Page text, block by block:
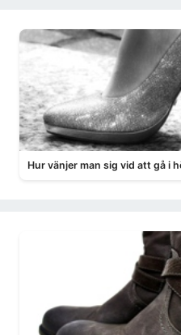
Hur vänjer man sig vid att gå i